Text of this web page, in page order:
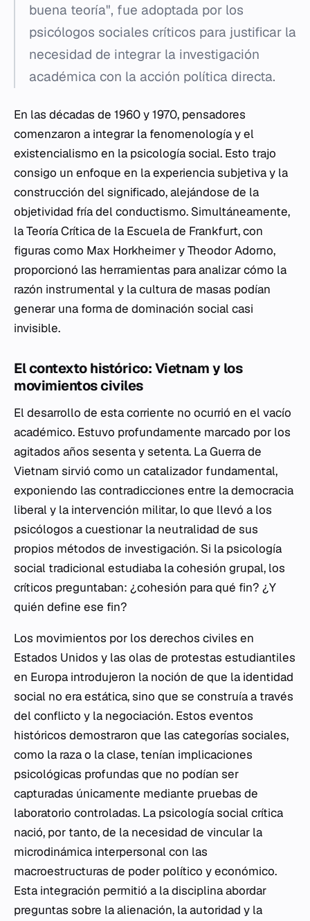
buena teoría", fue adoptada por los
psicólogos sociales críticos para justificar la
necesidad de integrar la investigación
académica con la acción política directa.
En las décadas de 1960 y 1970, pensadores
comenzaron a integrar la fenomenología y el
existencialismo en la psicología social. Esto trajo
consigo un enfoque en la experiencia subjetiva y la
construcción del significado, alejándose de la
objetividad fría del conductismo. Simultáneamente,
la Teoría Crítica de la Escuela de Frankfurt, con
figuras como Max Horkheimer y Theodor Adorno,
proporcionó las herramientas para analizar cómo la
razón instrumental y la cultura de masas podían
generar una forma de dominación social casi
invisible.
El contexto histórico: Vietnam y los
movimientos civiles
El desarrollo de esta corriente no ocurrió en el vacío
académico. Estuvo profundamente marcado por los
agitados años sesenta y setenta. La Guerra de
Vietnam sirvió como un catalizador fundamental,
exponiendo las contradicciones entre la democracia
liberal y la intervención militar, lo que llevó a los
psicólogos a cuestionar la neutralidad de sus
propios métodos de investigación. Si la psicología
social tradicional estudiaba la cohesión grupal, los
críticos preguntaban: ¿cohesión para qué fin? ¿Y
quién define ese fin?
Los movimientos por los derechos civiles en
Estados Unidos y las olas de protestas estudiantiles
en Europa introdujeron la noción de que la identidad
social no era estática, sino que se construía a través
del conflicto y la negociación. Estos eventos
históricos demostraron que las categorías sociales,
como la raza o la clase, tenían implicaciones
psicológicas profundas que no podían ser
capturadas únicamente mediante pruebas de
laboratorio controladas. La psicología social crítica
nació, por tanto, de la necesidad de vincular la
microdinámica interpersonal con las
macroestructuras de poder político y económico.
Esta integración permitió a la disciplina abordar
preguntas sobre la alienación, la autoridad y la